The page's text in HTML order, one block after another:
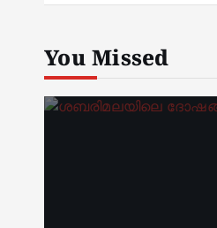
You Missed